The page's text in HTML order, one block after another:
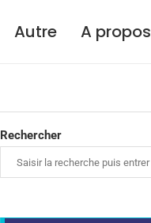
Autre A propos
Rechercher